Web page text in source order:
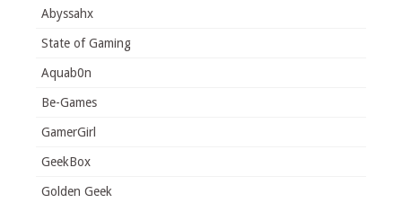
Abyssahx
State of Gaming
Aquab0n
Be-Games
GamerGirl
GeekBox
Golden Geek